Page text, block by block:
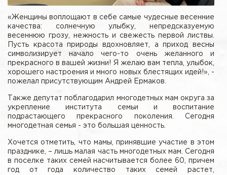
«Женщины воплощают в себе самые чудесные весенние
качества: солнечную улыбку, непредсказуемую
весеннюю грозу, нежность и свежесть первой листвы.
Пусть красота природы вдохновляет, а приход весны
символизирует начало чего-то очень желанного и
прекрасного в вашей жизни! Я желаю вам тепла, улыбок,
хорошего настроения и много новых блестящих идей!», -
пожелал присутствующим Андрей Ермаков.
Также депутат поблагодарил многодетных мам округа за
укрепление института семьи и воспитание
подрастающего прекрасного поколения. Сегодня
многодетная семья - это большая ценность.
Хочется отметить, что мамы, принявшие участие в этом
празднике, – лишь малая часть многодетных мам. Сегодня
в поселке таких семей насчитывается более 60, причем
год от года количество таких семей растет,